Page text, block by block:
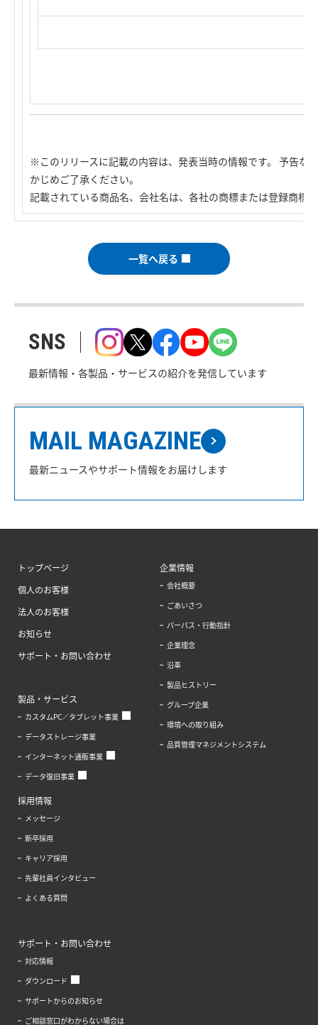
※このリリースに記載の内容は、発表当時の情報です。 予告な
かじめご了承ください。
記載されている商品名、会社名は、各社の商標または登録商標
一覧へ戻る
SNS
最新情報・各製品・サービスの紹介を発信しています
MAIL MAGAZINE
最新ニュースやサポート情報をお届けします
トップページ
個人のお客様
法人のお客様
お知らせ
サポート・お問い合わせ
製品・サービス
カスタムPC／タブレット事業
データストレージ事業
インターネット通販事業
データ復旧事業
企業情報
会社概要
ごあいさつ
パーパス・行動指針
企業理念
沿革
製品ヒストリー
グループ企業
環境への取り組み
品質管理マネジメントシステム
採用情報
メッセージ
新卒採用
キャリア採用
先輩社員インタビュー
よくある質問
サポート・お問い合わせ
対応情報
ダウンロード
サポートからのお知らせ
ご相談窓口がわからない場合は